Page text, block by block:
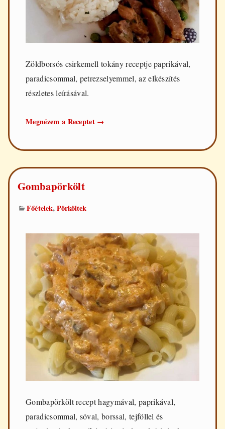
Zöldborsós csirkemell tokány receptje paprikával,
paradicsommal, petrezselyemmel, az elkészítés
részletes leírásával.
Megnézem a Receptet Zöldborsós
→
Gombapörkölt
Főételek,Pörköltek
Gombapörkölt recept hagymával, paprikával,
paradicsommal, sóval, borssal, tejföllel és